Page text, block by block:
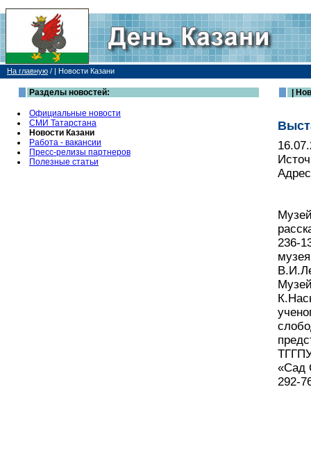
На главную / | Новости Казани
Разделы новостей:
Официальные новости
СМИ Татарстана
Новости Казани
Работа - вакансии
Пресс-релизы партнеров
Полезные статьи
|
236-
«Сад
292-